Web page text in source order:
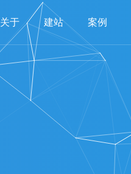
关于 建站 案例